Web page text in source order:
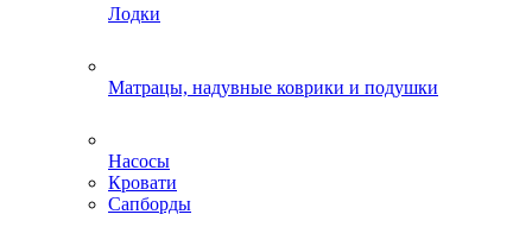
Лодки
Матрацы, надувные коврики и подушки
Насосы
Кровати
Сапборды